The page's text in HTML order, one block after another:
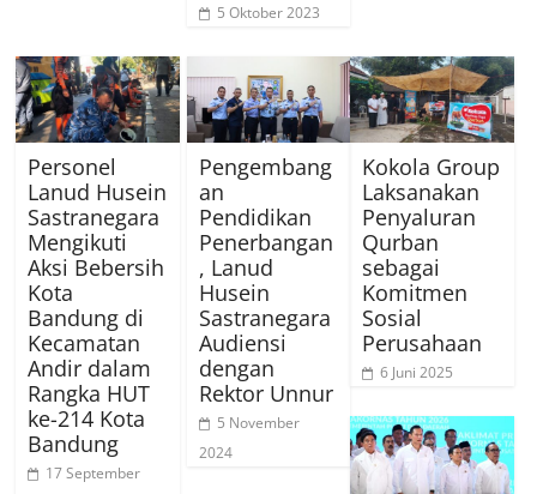
5 Oktober 2023
Personel
Lanud Husein
Sastranegara
Mengikuti
Aksi Bebersih
Kota
Bandung di
Kecamatan
Andir dalam
Rangka HUT
ke-214 Kota
Bandung
17 September
Pengembang
an
Pendidikan
Penerbangan
, Lanud
Husein
Sastranegara
Audiensi
dengan
Rektor Unnur
5 November
2024
Kokola Group
Laksanakan
Penyaluran
Qurban
sebagai
Komitmen
Sosial
Perusahaan
6 Juni 2025